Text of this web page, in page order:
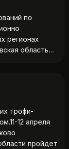
по
регионах
область…
трофи-
12 апреля
пройдет